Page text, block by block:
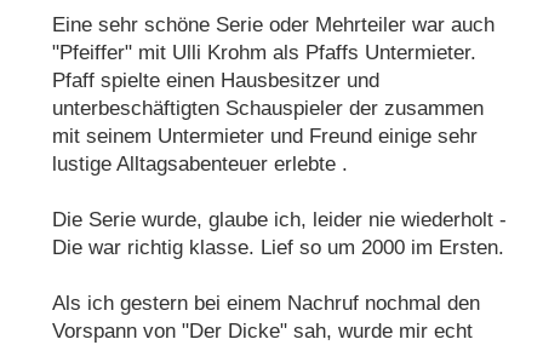
Eine sehr schöne Serie oder Mehrteiler war auch
"Pfeiffer" mit Ulli Krohm als Pfaffs Untermieter.
Pfaff spielte einen Hausbesitzer und
unterbeschäftigten Schauspieler der zusammen
mit seinem Untermieter und Freund einige sehr
lustige Alltagsabenteuer erlebte .
Die Serie wurde, glaube ich, leider nie wiederholt -
Die war richtig klasse. Lief so um 2000 im Ersten.
Als ich gestern bei einem Nachruf nochmal den
Vorspann von "Der Dicke" sah, wurde mir echt